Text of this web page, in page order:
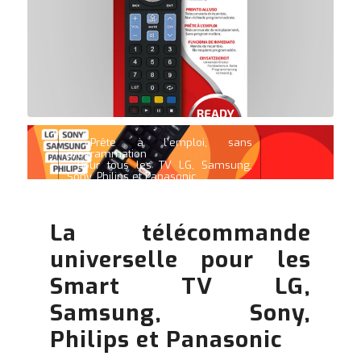
• Prête à l’emploi, sans
programmation
• Pour tous les TV LG, Samsung,
Sony, Philips et Panasonic
La télécommande
universelle pour les
Smart TV LG,
Samsung, Sony,
Philips et Panasonic